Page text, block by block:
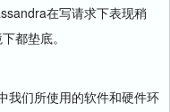
在写请求下表现稍
都垫底。
们所使用的软件和硬件环